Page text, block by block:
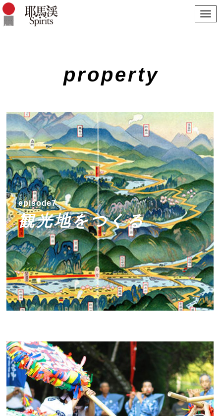
Toggle
property
episode7
観光地をつくる